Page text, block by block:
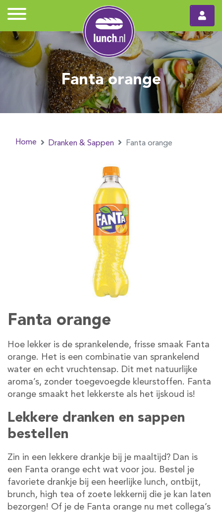
Fanta orange
Home Dranken & Sappen Fanta orange
Fanta orange
Hoe lekker is de sprankelende, frisse smaak Fanta
orange. Het is een combinatie van sprankelend
water en echt vruchtensap. Dit met natuurlijke
aroma’s, zonder toegevoegde kleurstoffen. Fanta
orange smaakt het lekkerste als het ijskoud is!
Lekkere dranken en sappen
bestellen
Zin in een lekkere drankje bij je maaltijd? Dan is
een Fanta orange echt wat voor jou. Bestel je
favoriete drankje bij een heerlijke lunch, ontbijt,
brunch, high tea of zoete lekkernij die je kan laten
bezorgen! Of je de Fanta orange nu met collega’s